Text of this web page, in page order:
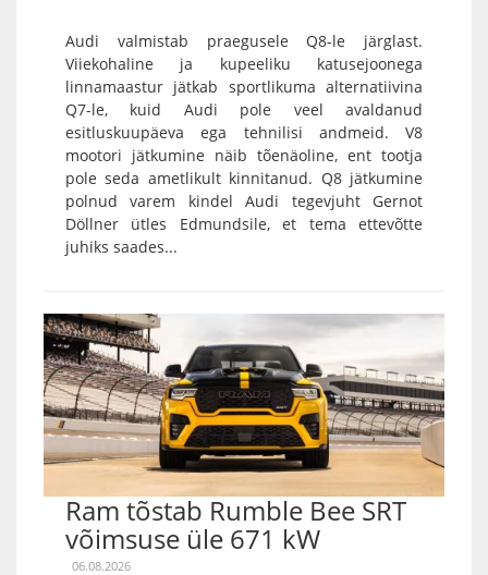
Audi valmistab praegusele Q8-le järglast.
Viiekohaline ja kupeeliku katusejoonega
linnamaastur jätkab sportlikuma alternatiivina
Q7-le, kuid Audi pole veel avaldanud
esitluskuupäeva ega tehnilisi andmeid. V8
mootori jätkumine näib tõenäoline, ent tootja
pole seda ametlikult kinnitanud. Q8 jätkumine
polnud varem kindel Audi tegevjuht Gernot
Döllner ütles Edmundsile, et tema ettevõtte
juhiks saades...
Ram tõstab Rumble Bee SRT
võimsuse üle 671 kW
06.08.2026